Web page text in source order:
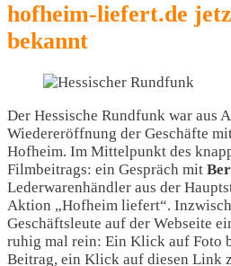
hofheim-liefert.de
bekannt
Der Hessische Rundfunk war aus
Wiedereröffnung der Geschäfte
Hofheim. Im Mittelpunkt des
Filmbeitrags: ein Gespräch mit
Lederwarenhändler aus der
Aktion „Hofheim liefert“.
Geschäftsleute auf der Webseite
ruhig mal rein: Ein Klick auf Foto
Beitrag, ein Klick auf diesen Link